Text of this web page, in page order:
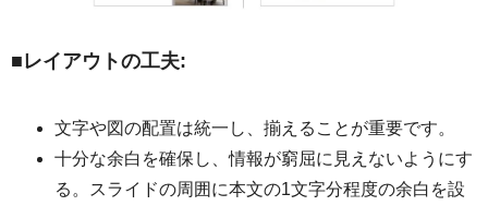
■レイアウトの工夫:
文字や図の配置は統一し、揃えることが重要です。
十分な余白を確保し、情報が窮屈に見えないようにす
る。スライドの周囲に本文の1文字分程度の余白を設